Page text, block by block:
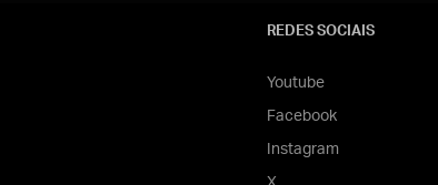
REDES SOCIAIS
Youtube
Facebook
Instagram